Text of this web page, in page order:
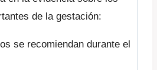
de la gestación:
se recomiendan durante el